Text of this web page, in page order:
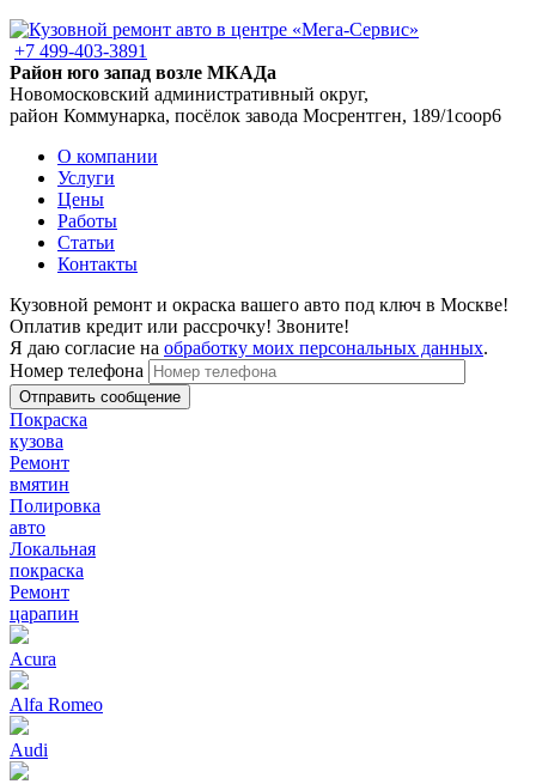
+7 499-403-3891
Район юго запад возле МКАДа
Новомосковский административный округ,
район Коммунарка, посёлок завода Мосрентген, 189/1соор6
О компании
Услуги
Цены
Работы
Статьи
Контакты
Кузовной ремонт и окраска вашего авто под ключ в Москве!
Оплатив кредит или рассрочку! Звоните!
Я даю согласие на обработку моих персональных данных.
Номер телефона
Покраска
кузова
Ремонт
вмятин
Полировка
авто
Локальная
покраска
Ремонт
царапин
Acura
Alfa Romeo
Audi